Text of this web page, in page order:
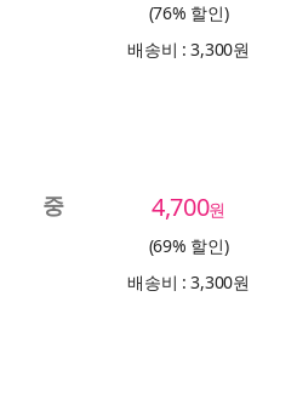
(76% 할인)
배송비 : 3,300원
중 4,700원
(69% 할인)
배송비 : 3,300원